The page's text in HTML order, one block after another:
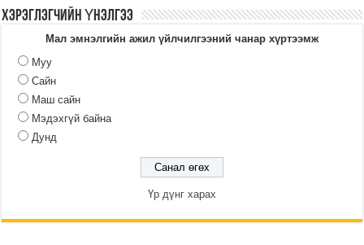
ХЭРЭГЛЭГЧИЙН ҮНЭЛГЭЭ
Мал эмнэлгийн ажил үйлчилгээний чанар хүртээмж
Муу
Сайн
Маш сайн
Мэдэхгүй байна
Дунд
Үр дүнг харах